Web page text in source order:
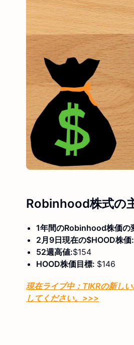
Robinhood株式の
1年間のRobinhood株価の
2月9日現在の$HOOD株価:
52週高値:$154
HOOD株価目標: $146
現在ライブ中：TIKRの新し
してください。 >>>